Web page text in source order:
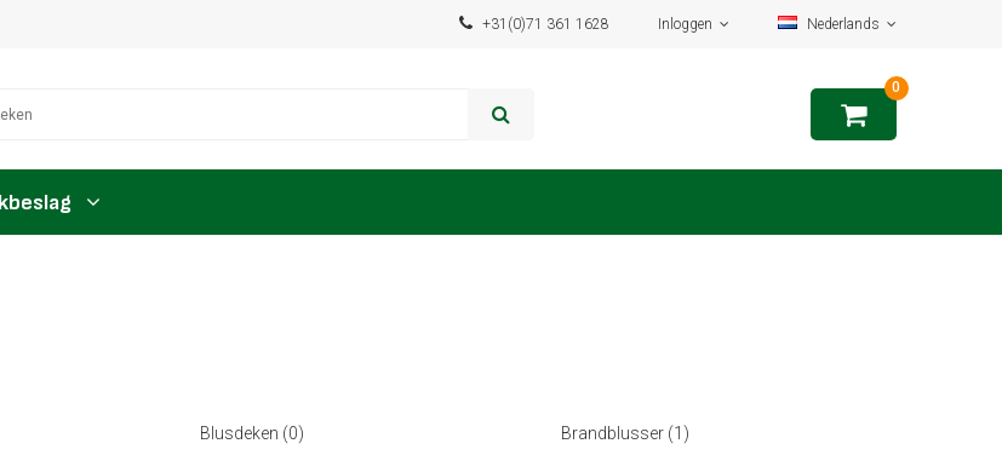
+31(0)71 361 1628 Inloggen Nederlands
0
Blusdeken (0)
Brandblusser (1)